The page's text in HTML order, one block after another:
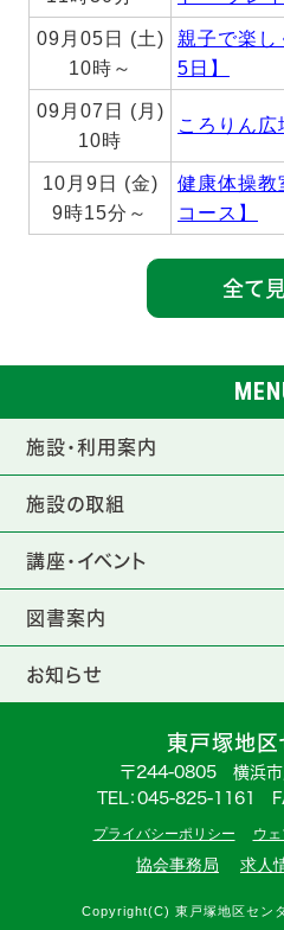
09月05日 (土)
10時～
親子で楽し
5日】
09月07日 (月)
10時
ころりん広
10月9日 (金)
9時15分～
健康体操
コース】
全て
施設・利用案内
施設の取組
講座・イベント
図書案内
お知らせ
東戸塚地区
〒244-0805 横浜市
TEL： 045-825-1161
プライバシーポリシー ウ
協会事務局 求人
Copyright(C) 東戸塚地区セン